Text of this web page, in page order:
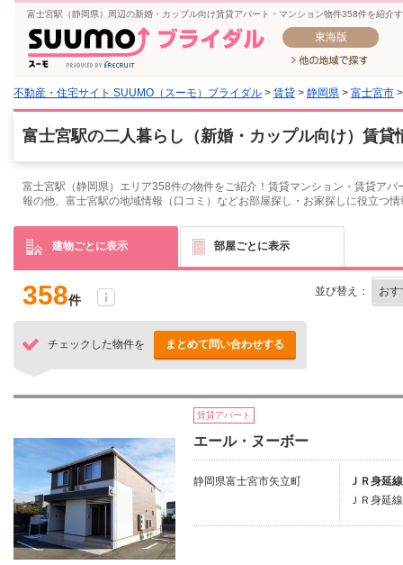
富士宮駅（静岡県）周辺の新婚・カップル向け賃貸アパート・マンション物件358件を紹介
東海版
不動産・住宅サイト SUUMO（スーモ）ブライダル > 賃貸 > 静岡県 > 富士宮市
富士宮駅の二人暮らし（新婚・カップル向け）賃貸
富士宮駅（静岡県）エリア358件の物件をご紹介！賃貸マンション・賃貸ア
報の他、富士宮駅の地域情報（口コミ）などお部屋探し・お家探しに役立つ
建物ごとに表示 部屋ごとに表示
358件
並び替え：
チェックした物件を まとめて問い合わせする
賃貸アパート
エール・ヌーボー
静岡県富士宮市矢立町
ＪＲ身延
ＪＲ身延